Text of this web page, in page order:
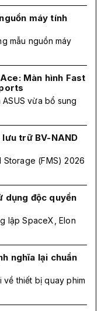
máy tính
mẫu nguồn máy
Màn hình Fast
vừa bổ sung
trữ BV-NAND
Storage (FMS) 2026
dụng độc quyền
lập SpaceX, Elon
nghĩa lại chuẩn
về thiết bị quay phim